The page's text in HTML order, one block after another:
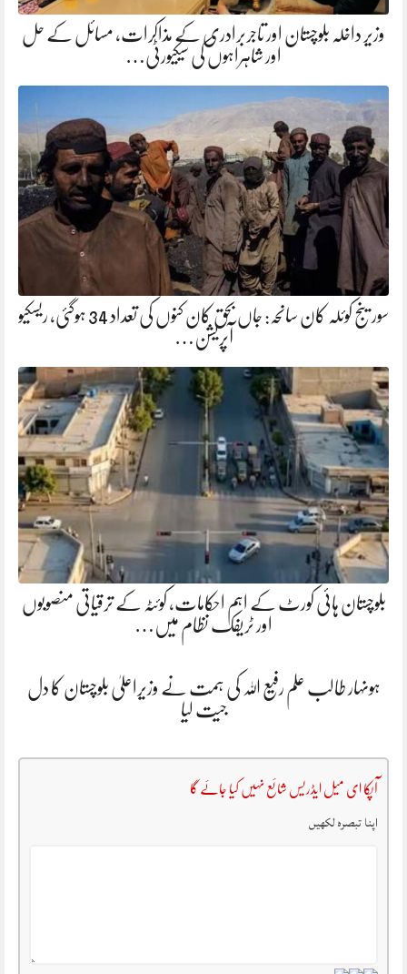
وزیر داخلہ بلوچستان اور تاجربرادری کے مذاکرات، مسائل کے حل
اور شاہراہوں کی سیکیورٹی…
سورینج کوئلہ کان سانحہ: جاں بحق کان کنوں کی تعداد 34 ہوگئی، ریسکیو
آپریشن…
بلوچستان ہائی کورٹ کے اہم احکامات، کوئٹہ کے ترقیاتی منصوبوں
اور ٹریفک نظام میں…
ہونہار طالب علم رفیع اللہ کی ہمت نے وزیراعلیٰ بلوچستان کا دل
جیت لیا
آپکا ای میل ایڈریس شائع نہیں کیا جائے گا
اپنا تبصرہ لکھیں